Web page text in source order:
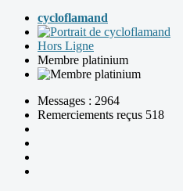
cycloflamand
Hors Ligne
Membre platinium
Messages : 2964
Remerciements reçus 518